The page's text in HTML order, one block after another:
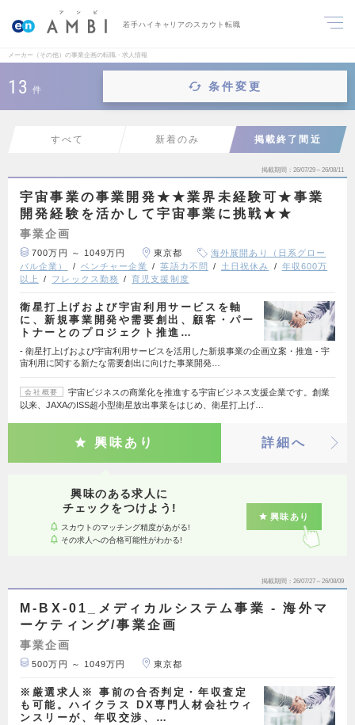
若手ハイキャリアのスカウト転職
メーカー（その他）の事業企画の転職・求人情報
13 件 条件変更
すべて 新着のみ 掲載終了間近
掲載期間 26/07/29～26/08/11
宇宙事業の事業開発★★業界未経験可★事業
開発経験を活かして宇宙事業に挑戦★★
事業企画
700万円 ～ 1049万円 東京都
海外展開あり（日系グロー
バル企業）
ベンチャー企業 英語力不問 土日祝休み
年収600万
以上
フレックス勤務 育児支援制度
衛星打上げおよび宇宙利用サービスを軸
に、新規事業開発や需要創出、顧客・パー
トナーとのプロジェクト推進…
- 衛星打上げおよび宇宙利用サービスを活用した新規事業の企画立案・推進 - 宇
宙利用に関する新たな需要創出に向けた事業開発…
会社概要
宇宙ビジネスの商業化を推進する宇宙ビジネス支援企業です。創業
以来、JAXAのISS超小型衛星放出事業をはじめ、衛星打上げ…
興味あり 詳細へ
興味のある求人に
チェックをつけよう!
スカウトのマッチング精度があがる!
その求人への合格可能性がわかる!
興味あり
掲載期間 26/07/27～26/08/09
M-BX-01_メディカルシステム事業 - 海外マ
ーケティング/事業企画
事業企画
500万円 ～ 1049万円 東京都
※厳選求人※ 事前の合否判定・年収査定
も可能。ハイクラス DX専門人材会社ウィ
ンスリーが、年収交渉、…